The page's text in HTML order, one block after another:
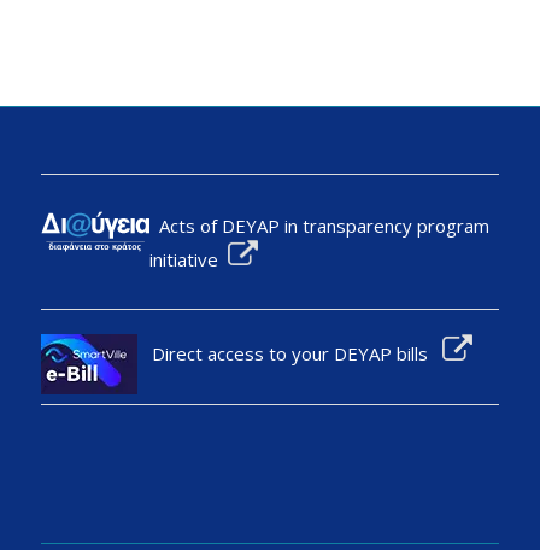
Acts of DEYAP in transparency program
initiative
Direct access to your DEYAP bills